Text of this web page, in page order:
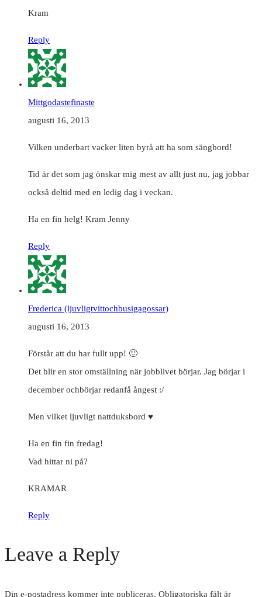
Kram
Reply
Mittgodastefinaste
augusti 16, 2013
Vilken underbart vacker liten byrå att ha som sängbord!
Tid är det som jag önskar mig mest av allt just nu, jag jobbar
också deltid med en ledig dag i veckan.
Ha en fin helg! Kram Jenny
Reply
Frederica (ljuvligtvittochbusigagossar)
augusti 16, 2013
Förstår att du har fullt upp! 🙂
Det blir en stor omställning när jobblivet börjar. Jag börjar i
december ochbörjar redanfå ångest :/
Men vilket ljuvligt nattduksbord ♥
Ha en fin fin fredag!
Vad hittar ni på?
KRAMAR
Reply
Leave a Reply
Din e-postadress kommer inte publiceras. Obligatoriska fält är